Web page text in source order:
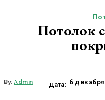
Потолок
By: Admin Дата: 6